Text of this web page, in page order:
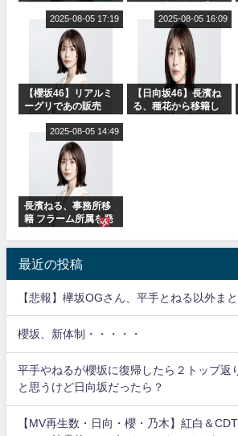
ャルグッズ絶賛販売
りぃむナンタラ】
【櫻坂46】リアルミ
ーグリであの販売
Break』オフィシャ
ルグッズ解禁
2025-08-05 17:19
【日向坂46】長濱ね
る、種花から移籍し
2025-08-05 16:09
長濱ねる、事務所移
籍 フラーム所属を発
2025-08-05 14:49
最近の投稿
【悲報】欅坂OGさん、平手とねる以外ま
櫻坂、新体制・・・・・
平手やねるが櫻坂に復帰したら２トップ返
と思うけど日向坂だったら？
【MV再生数・日向・櫻・乃木】紅白＆